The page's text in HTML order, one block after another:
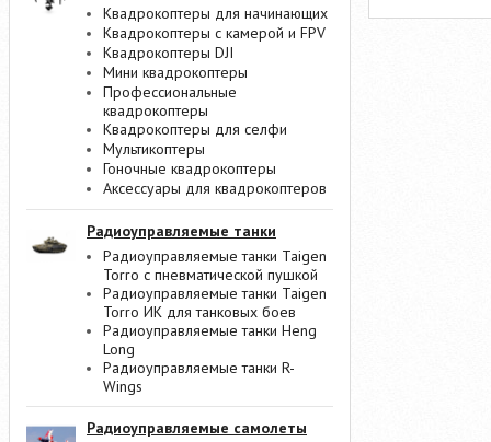
Квадрокоптеры для начинающих
Квадрокоптеры с камерой и FPV
Квадрокоптеры DJI
Мини квадрокоптеры
Профессиональные
квадрокоптеры
Квадрокоптеры для селфи
Мультикоптеры
Гоночные квадрокоптеры
Аксессуары для квадрокоптеров
Радиоуправляемые танки
Радиоуправляемые танки Taigen
Torro с пневматической пушкой
Радиоуправляемые танки Taigen
Torro ИК для танковых боев
Радиоуправляемые танки Heng
Long
Радиоуправляемые танки R-
Wings
Радиоуправляемые самолеты